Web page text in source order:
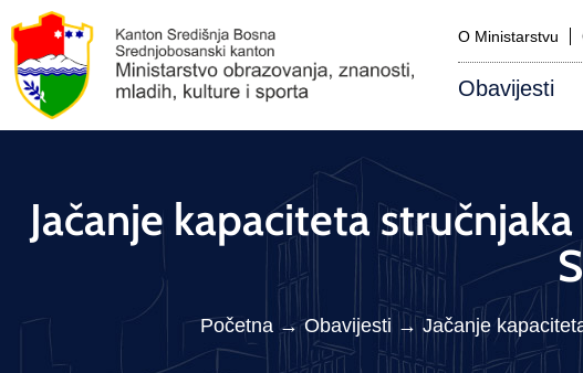
O Ministarstvu
Obavijesti
Jačanje kapaciteta
Početna→Obavijesti → Jačanje